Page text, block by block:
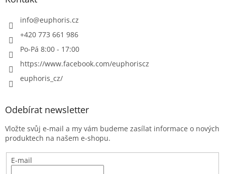
info@euphoris.cz
+420 773 661 986
Po-Pá 8:00 - 17:00
https://www.facebook.com/euphoriscz
euphoris_cz/
Odebírat newsletter
Vložte svůj e-mail a my vám budeme zasílat informace o nových
produktech na našem e-shopu.
E-mail